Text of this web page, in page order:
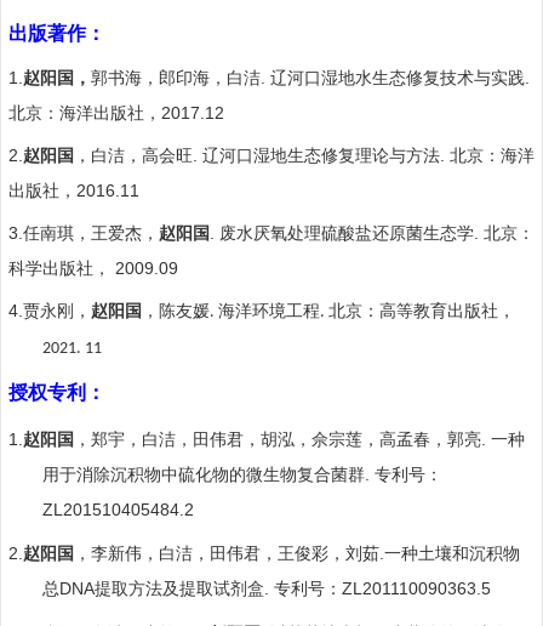
出版著作：
1. 赵阳国， 郭书海，郎印海，白洁 辽河口湿地水生态修复技术与实践
北京：海洋出版社， 2017.12
2. 赵阳国 ，白洁，高会旺 辽河口湿地生态修复理论与方法 北京：海洋
出版社， 2016.11
3. 任南琪，王爱杰， 赵阳国 废水厌氧处理硫酸盐还原菌生态学 北京：
科学出版社，
2009.09
4. 贾永刚， 赵阳国 ，陈友媛. 海洋环境工程. 北京： 高等教育出版社，
2021. 11
授权专利：
1. 赵阳国 ，郑宇，白洁，田伟君，胡泓，佘宗莲，高孟春，郭亮 一种
用于消除沉积物中硫化物的微生物复合菌群 专利号：
ZL201510405484.2
2. 赵阳国 ，李新伟，白洁， 田伟君，王俊彩，刘茹 一种土壤和沉积物
总DNA提取方法及提取试剂盒 专利号： ZL201110090363.5